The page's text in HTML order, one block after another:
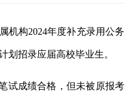
机构2024年度补充录用公务
划招录应届高校毕业生。
试成绩合格，但未被原报考